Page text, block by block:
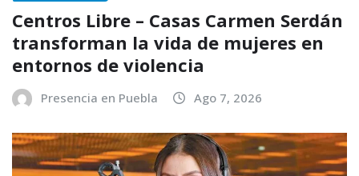
Centros Libre – Casas Carmen Serdán
transforman la vida de mujeres en
entornos de violencia
Presencia en Puebla Ago 7, 2026